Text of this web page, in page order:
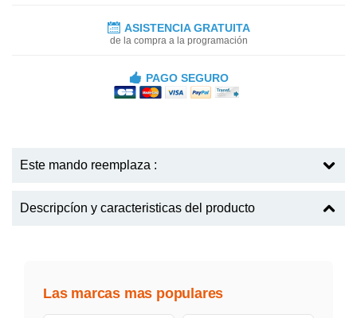
ASISTENCIA GRATUITA
de la compra a la programación
PAGO SEGURO
Este mando reemplaza :
Descripcíon y caracteristicas del producto
Las marcas mas populares